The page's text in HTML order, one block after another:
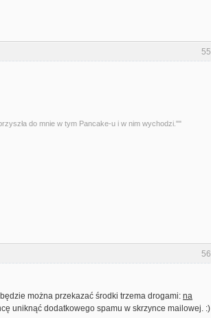
55
do mnie w tym Pancake-u i w nim wychodzi.""
56
można przekazać środki trzema drogami: na
uniknąć dodatkowego spamu w skrzynce mailowej. :)